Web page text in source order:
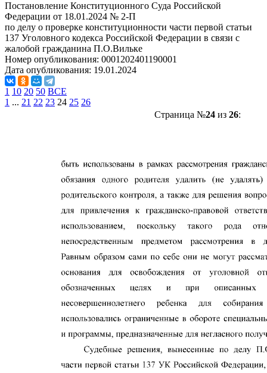
Постановление Конституционного Суда Российской
Федерации от 18.01.2024 № 2-П
по делу о проверке конституционности части первой статьи
137 Уголовного кодекса Российской Федерации в связи с
жалобой гражданина П.О.Вильке
Номер опубликования: 0001202401190001
Дата опубликования: 19.01.2024
1 10 20 50 ВСЕ
1 ... 21 22 23 24 25 26
Страница №24из 26: